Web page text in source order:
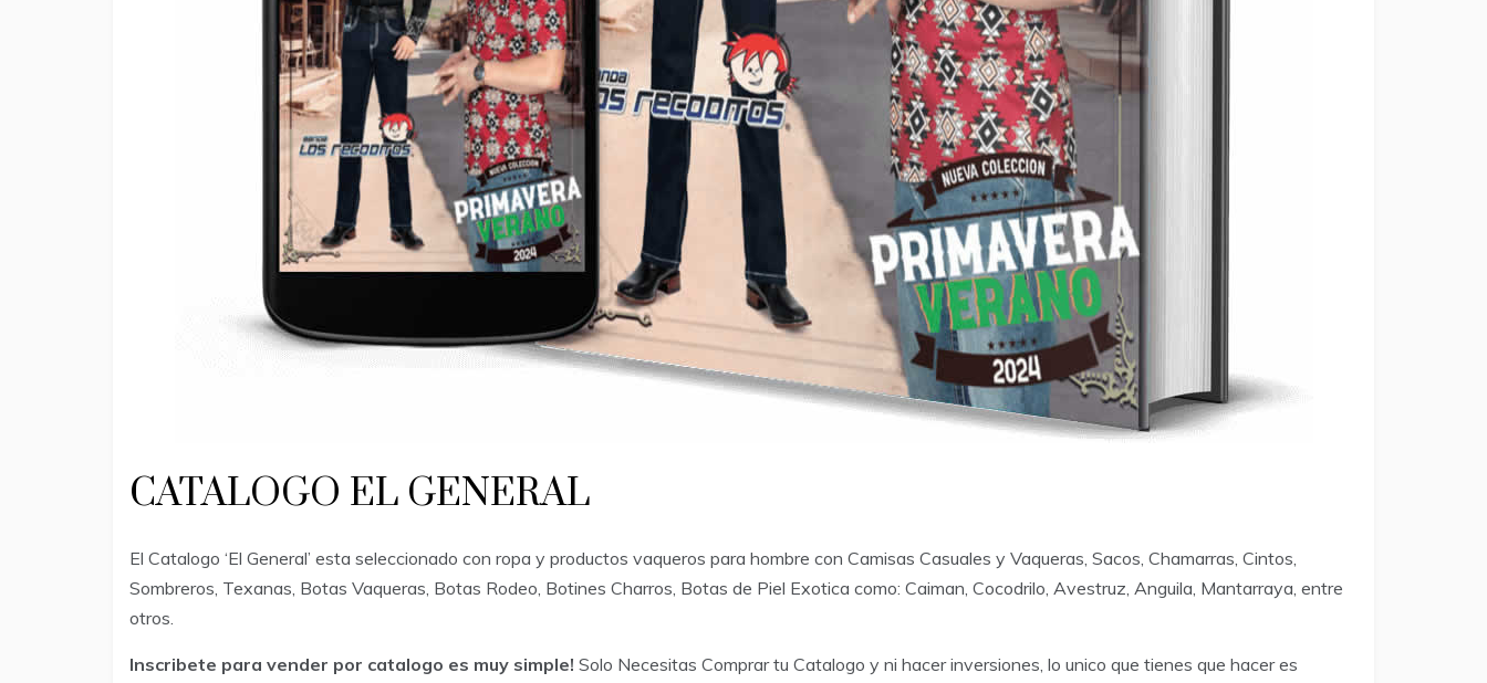
CATALOGO EL GENERAL
El Catalogo ‘El General’ esta seleccionado con ropa y productos vaqueros para hombre con Camisas Casuales y Vaqueras, Sacos, Chamarras, Cintos,
Sombreros, Texanas, Botas Vaqueras, Botas Rodeo, Botines Charros, Botas de Piel Exotica como: Caiman, Cocodrilo, Avestruz, Anguila, Mantarraya, entre
otros.
Inscribete para vender por catalogo es muy simple! Solo Necesitas Comprar tu Catalogo y ni hacer inversiones, lo unico que tienes que hacer es